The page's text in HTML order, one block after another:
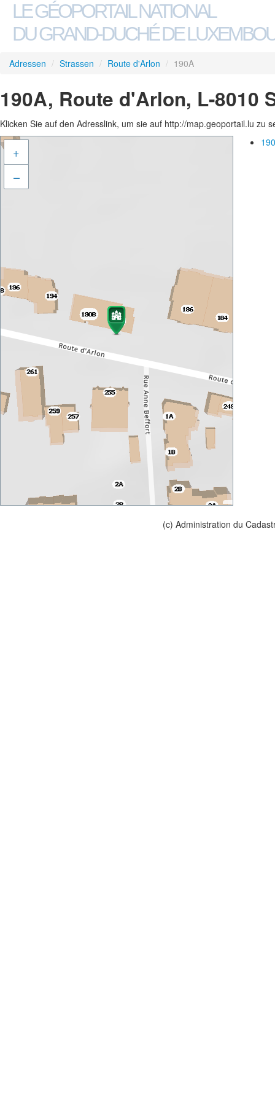
LE GÉOPORTAIL NATIONAL
DU GRAND-DUCHÉ DE
Adressen / Strassen / Route d'Arlon / 190A
190A, Route d'Arlon, L-8010
Klicken Sie auf den Adresslink, um sie auf http://map.geoportail.lu zu
+
–
(c) Administration du